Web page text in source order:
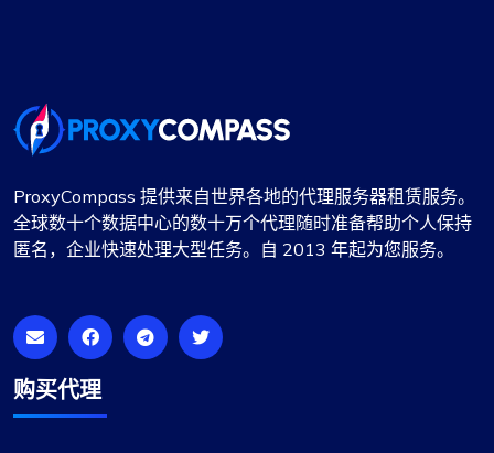
宾唐 S.
代理按预期工作。一切顺利
我以前使用 fineproxy.de，习惯了一定级别的服
借其增强的功能和强大的支持系统超出了我的预
期。
ProxyCompass 提供来自世界各地的代理服务器租赁服务。
全球数十个数据中心的数十万个代理随时准备帮助个人保持
匿名，企业快速处理大型任务。自 2013 年起为您服务。
购买代理